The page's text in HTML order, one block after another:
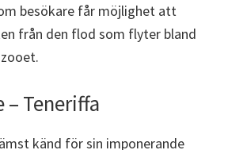
besökare får möjlighet att
från den flod som flyter bland
– Teneriffa
känd för sin imponerande